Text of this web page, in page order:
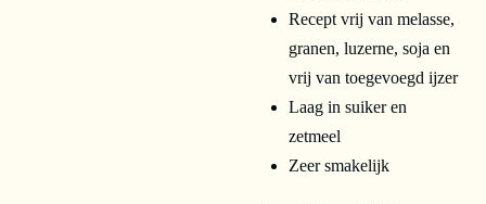
Recept vrij van melasse,
granen, luzerne, soja en
vrij van toegevoegd ijzer
Laag in suiker en
zetmeel
Zeer smakelijk